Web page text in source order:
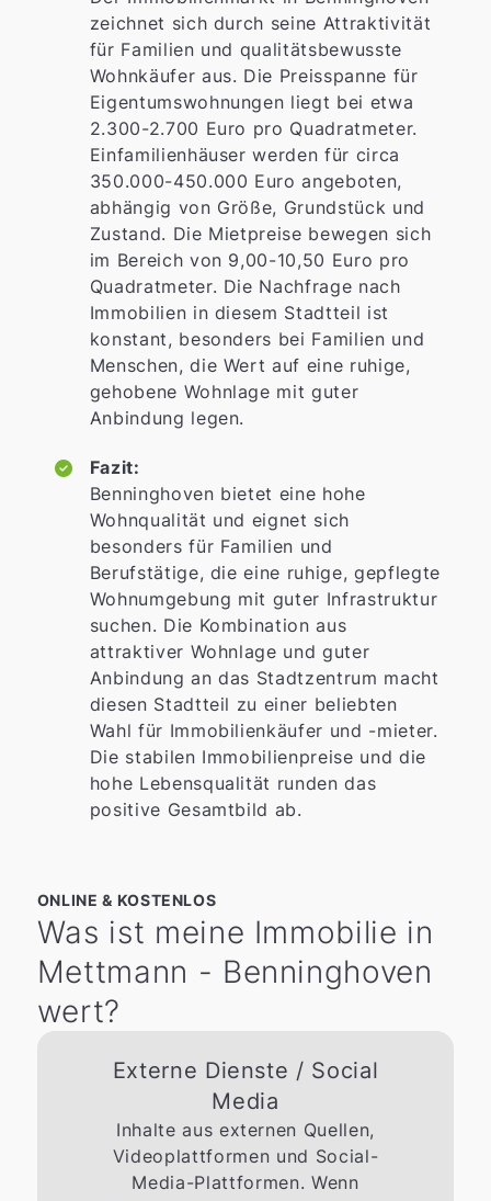
zeichnet sich durch seine Attraktivität
für Familien und qualitätsbewusste
Wohnkäufer aus. Die Preisspanne für
Eigentumswohnungen liegt bei etwa
2.300-2.700 Euro pro Quadratmeter.
Einfamilienhäuser werden für circa
350.000-450.000 Euro angeboten,
abhängig von Größe, Grundstück und
Zustand. Die Mietpreise bewegen sich
im Bereich von 9,00-10,50 Euro pro
Quadratmeter. Die Nachfrage nach
Immobilien in diesem Stadtteil ist
konstant, besonders bei Familien und
Menschen, die Wert auf eine ruhige,
gehobene Wohnlage mit guter
Anbindung legen.
Fazit:
Benninghoven bietet eine hohe
Wohnqualität und eignet sich
besonders für Familien und
Berufstätige, die eine ruhige, gepflegte
Wohnumgebung mit guter Infrastruktur
suchen. Die Kombination aus
attraktiver Wohnlage und guter
Anbindung an das Stadtzentrum macht
diesen Stadtteil zu einer beliebten
Wahl für Immobilienkäufer und -mieter.
Die stabilen Immobilienpreise und die
hohe Lebensqualität runden das
positive Gesamtbild ab.
ONLINE & KOSTENLOS
Was ist meine Immobilie in
Mettmann - Benninghoven
wert?
Externe Dienste / Social
Media
Inhalte aus externen Quellen,
Videoplattformen und Social-
Media-Plattformen. Wenn